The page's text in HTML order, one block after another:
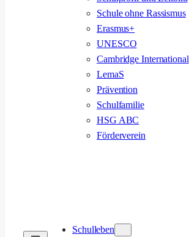
Schule ohne Rassismus
Erasmus+
UNESCO
Cambridge International
LemaS
Prävention
Schulfamilie
HSG ABC
Förderverein
Schulleben